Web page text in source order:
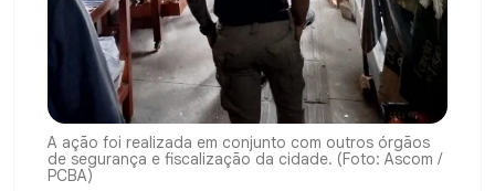
A ação foi realizada em conjunto com outros órgãos
de segurança e fiscalização da cidade. (Foto: Ascom /
PCBA)